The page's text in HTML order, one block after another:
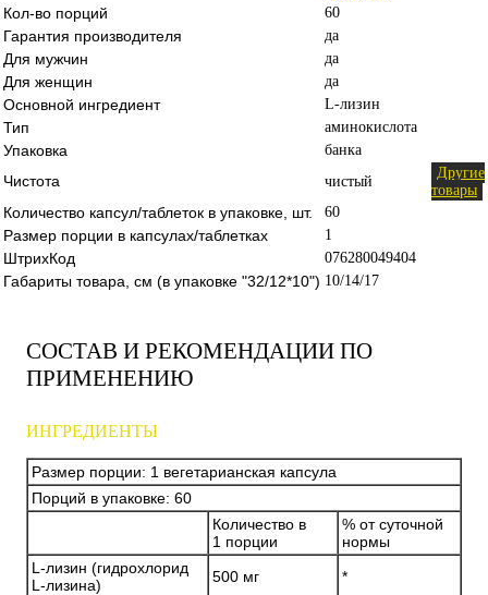
Кол-во порций 60
Гарантия производителя да
Для мужчин да
Для женщин да
Основной ингредиент L-лизин
Тип аминокислота
Упаковка банка
Чистота чистый
Другие
товары
Количество капсул/таблеток в упаковке, шт. 60
Размер порции в капсулах/таблетках 1
ШтрихКод 076280049404
Габариты товара, см (в упаковке "32/12*10") 10/14/17
СОСТАВ И РЕКОМЕНДАЦИИ ПО
ПРИМЕНЕНИЮ
ИНГРЕДИЕНТЫ
Размер порции: 1 вегетарианская капсула
Порций в упаковке: 60
Количество в
1 порции
% от суточной
нормы
L-лизин (гидрохлорид
L-лизина)
500 мг
*